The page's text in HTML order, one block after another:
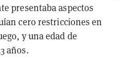
presentaba aspectos
cero restricciones en
y una edad de
años.